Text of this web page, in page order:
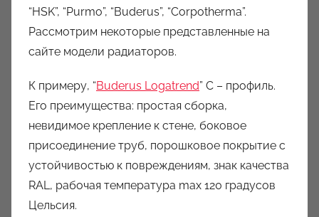
“HSK”, “Purmo”, “Buderus”, “Corpotherma”.
Рассмотрим некоторые представленные на
сайте модели радиаторов.
К примеру, “Buderus Logatrend” C – профиль.
Его преимущества: простая сборка,
невидимое крепление к стене, боковое
присоединение труб, порошковое покрытие с
устойчивостью к повреждениям, знак качества
RAL, рабочая температура max 120 градусов
Цельсия.